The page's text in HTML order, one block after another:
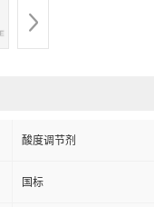
酸度调节剂
国标